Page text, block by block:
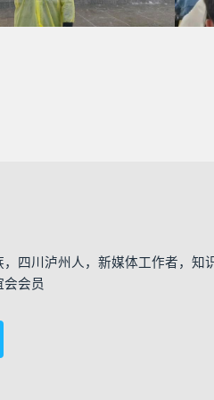
四川泸州人，新媒体工作者，知
会员